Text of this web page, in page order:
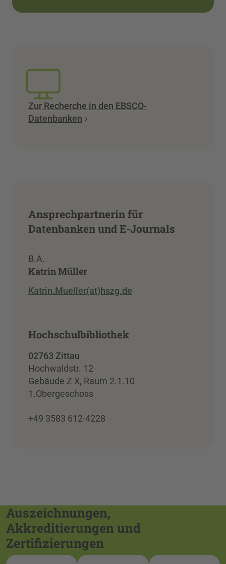
Zur Recherche in den EBSCO-
Datenbanken
Ansprechpartnerin für
Datenbanken und E-Journals
B.A.
Katrin Müller
Katrin.Mueller(at)hszg.de
Hochschulbibliothek
02763 Zittau
Hochwaldstr. 12
Gebäude Z X, Raum 2.1.10
1.Obergeschoss
+49 3583 612-4228
Auszeichnungen,
Akkreditierungen und
Zertifizierungen